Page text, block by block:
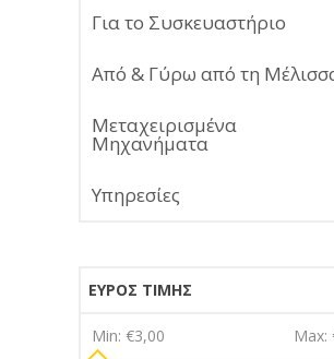
Για το Συσκευαστήριο
Από & Γύρω από τη
Μεταχειρισμένα
Μηχανήματα
Υπηρεσίες
ΕΎΡΟΣ ΤΙΜΉΣ
Min: €3,00 Max: